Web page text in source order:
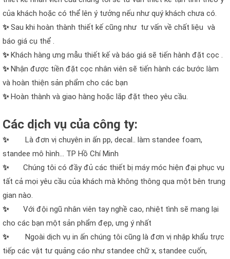
của khách hoặc có thể lên ý tưởng nếu như quý khách chưa có.
✨Sau khi hoàn thành thiết kế cũng như tư vấn về chất liệu và
báo giá cụ thể .
✨Khách hàng ưng mẫu thiết kế và báo giá sẽ tiến hành đặt cọc .
✨Nhận được tiền đặt cọc nhân viên sẽ tiến hành các bước làm
và hoàn thiện sản phẩm cho các bạn
✨Hoàn thành và giao hàng hoặc lắp đặt theo yêu cầu.
Các dịch vụ của công ty:
✨Là đơn vị chuyên in ấn pp, decal.. làm standee foam,
standee mô hình… TP Hồ Chí Minh
✨Chúng tôi có đầy đủ các thiết bị máy móc hiện đại phục vụ
tất cả mọi yêu cầu của khách mà không thông qua một bên trung
gian nào.
✨Với đội ngũ nhân viên tay nghề cao, nhiệt tình sẽ mang lại
cho các bạn một sản phẩm đẹp, ưng ý nhất
✨Ngoài dịch vụ in ấn chúng tôi cũng là đơn vị nhập khẩu trực
tiếp các vật tư quảng cáo như standee chữ x, standee cuốn,